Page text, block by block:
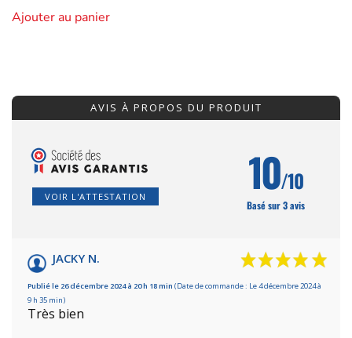
Ajouter au panier
AVIS À PROPOS DU PRODUIT
VOIR L'ATTESTATION 10/10
Basé sur 3 avis
JACKY N.
Publié le 26 décembre 2024 à 20 h 18 min (Date de commande : Le 4 décembre 2024 à
9 h 35 min)
Très bien